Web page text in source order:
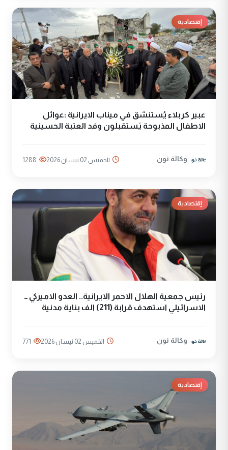
إقتصادية
عبير كربلاء يُستنشق في ميناب الايرانية :عوائل
الاطفال المذبوحة يَستقبلون وفد العتبة الحسينية
وكالة نون الخميس 02 نيسان 2026 1288
إقتصادية
رئيس جمعية الهلال الاحمر الايرانية.. العدو الاميركي ــ
الاسرائيلي استهدف قرابة (211) الف بناية مدنية
وكالة نون الخميس 02 نيسان 2026 771
إقتصادية